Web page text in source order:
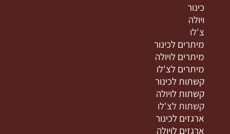
כינור
ויולה
צ'לו
מיתרים לכינור
מיתרים לויולה
מיתרים לצ'לו
קשתות לכינור
קשתות לויולה
קשתות לצ'לו
ארגזים לכינור
ארגזים לויולה